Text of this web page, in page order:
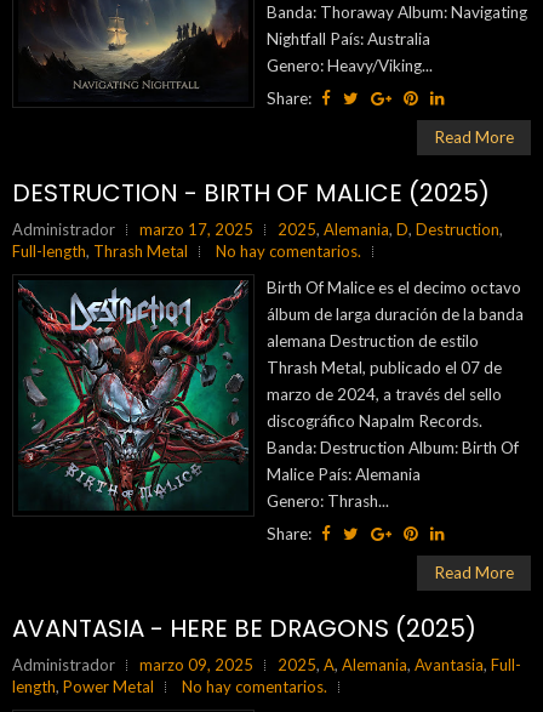
Banda: Thoraway Album: Navigating
Nightfall País: Australia
Genero: Heavy/Viking...
Share:
Read More
DESTRUCTION - BIRTH OF MALICE (2025)
Administrador marzo 17, 2025 2025, Alemania, D, Destruction,
Full-length, Thrash Metal
No hay comentarios.
Birth Of Malice es el decimo octavo
álbum de larga duración de la banda
alemana Destruction de estilo
Thrash Metal, publicado el 07 de
marzo de 2024, a través del sello
discográfico Napalm Records.
Banda: Destruction Album: Birth Of
Malice País: Alemania
Genero: Thrash...
Share:
Read More
AVANTASIA - HERE BE DRAGONS (2025)
Administrador marzo 09, 2025 2025, A, Alemania, Avantasia, Full-
length, Power Metal
No hay comentarios.